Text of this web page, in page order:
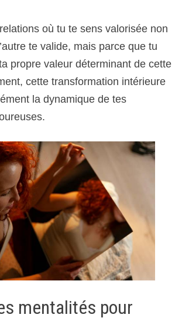
où tu te sens valorisée non
te valide, mais parce que tu
propre valeur déterminant de cette
cette transformation intérieure
la dynamique de tes
mentalités pour